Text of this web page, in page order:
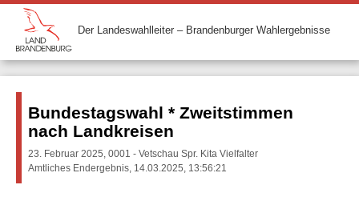
Der Landeswahlleiter – Brandenburger Wahlergebnisse
Bundestagswahl * Zweitstimmen
nach Landkreisen
23. Februar 2025, 0001 - Vetschau Spr. Kita Vielfalter
Amtliches Endergebnis, 14.03.2025, 13:56:21